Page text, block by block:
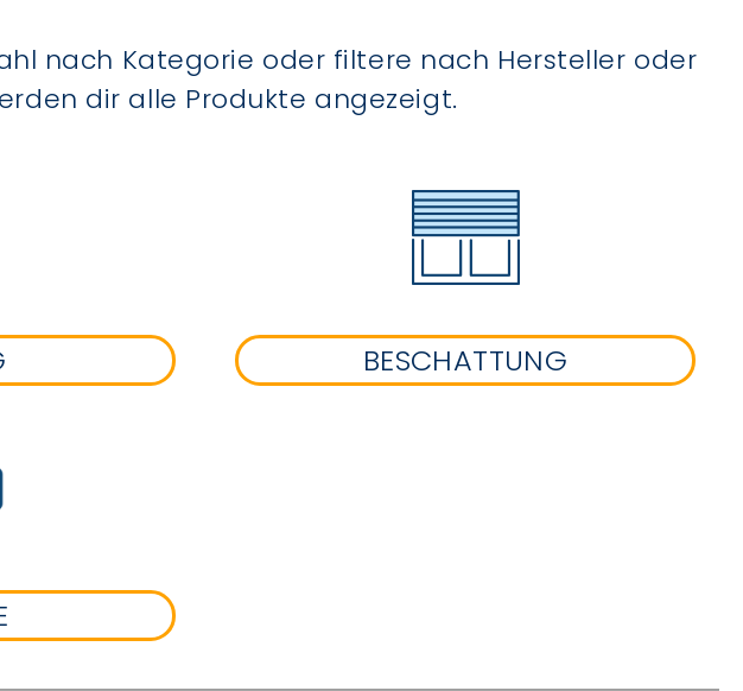
nach Kategorie oder filtere nach Hersteller oder
dir alle Produkte angezeigt.
BESCHATTUNG